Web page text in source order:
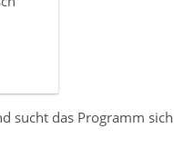
sucht das Programm